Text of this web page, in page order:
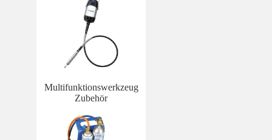
Multifunktionswerkzeug
Zubehör